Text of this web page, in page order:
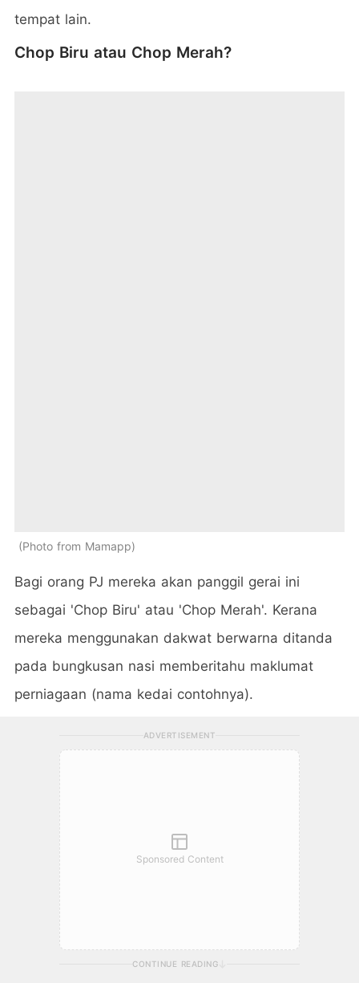
tempat lain.
Chop Biru atau Chop Merah?
Photo from Mamapp
Bagi orang PJ mereka akan panggil gerai ini
sebagai 'Chop Biru' atau 'Chop Merah'. Kerana
mereka menggunakan dakwat berwarna ditanda
pada bungkusan nasi memberitahu maklumat
perniagaan (nama kedai contohnya).
ADVERTISEMENT
Sponsored Content
CONTINUE READING